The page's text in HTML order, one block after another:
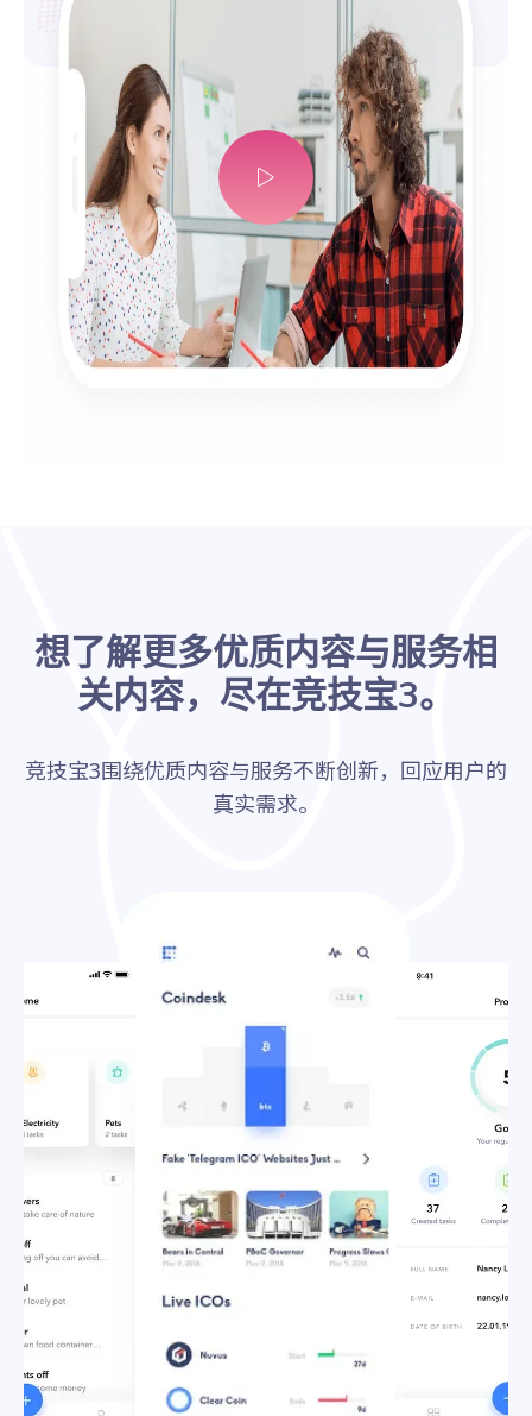
想了解更多优质内容与服务相
关内容，尽在竞技宝3。
竞技宝3围绕优质内容与服务不断创新，回应用户的
真实需求。